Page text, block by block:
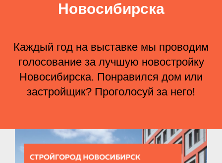
Новосибирска
Каждый год на выставке мы проводим
голосование за лучшую новостройку
Новосибирска. Понравился дом или
застройщик? Проголосуй за него!